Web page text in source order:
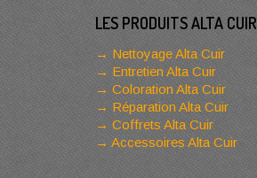
LES PRODUITS ALTA CUIR
Nettoyage Alta Cuir
Entretien Alta Cuir
Coloration Alta Cuir
Réparation Alta Cuir
Coffrets Alta Cuir
Accessoires Alta Cuir